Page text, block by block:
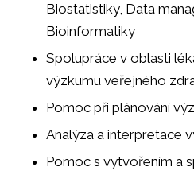
Biostatistiky, Data
Bioinformatiky
Spolupráce v oblasti
výzkumu veřejného
Pomoc při plánování
Analýza a interpretace
Pomoc s vytvořením a